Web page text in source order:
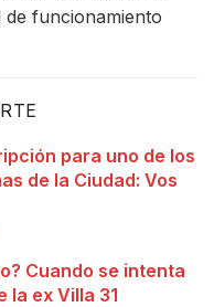
de funcionamiento
para uno de los
de la Ciudad: Vos
Cuando se intenta
la ex Villa 31